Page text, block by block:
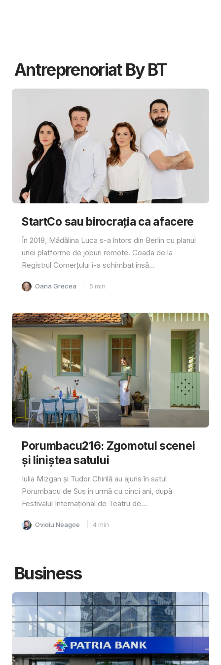
Antreprenoriat By BT
StartCo sau birocrația ca afacere
În 2018, Mădălina Luca s-a întors din Berlin cu planul
unei platforme de joburi remote. Coada de la
Registrul Comerțului i-a schimbat însă...
Oana Grecea 5 min
Porumbacu216: Zgomotul scenei
și liniștea satului
Iulia Mizgan și Tudor Chirilă au ajuns în satul
Porumbacu de Sus în urmă cu cinci ani, după
Festivalul Internațional de Teatru de...
Ovidiu Neagoe 4 min
Business